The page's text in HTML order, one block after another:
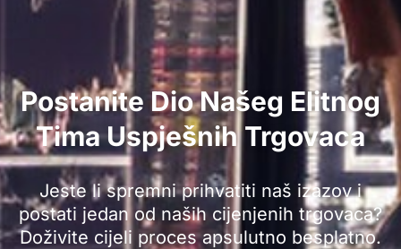
Postanite Dio Našeg Elitnog
Tima Uspješnih Trgovaca
Jeste li spremni prihvatiti naš izazov i
postati jedan od naših cijenjenih trgovaca?
Doživite cijeli proces apsulutno besplatno.